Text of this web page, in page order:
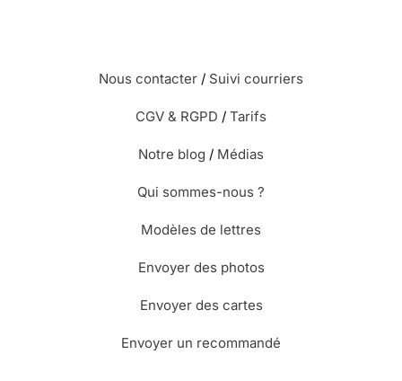
Nous contacter / Suivi courriers
CGV & RGPD / Tarifs
Notre blog / Médias
Qui sommes-nous ?
Modèles de lettres
Envoyer des photos
Envoyer des cartes
Envoyer un recommandé